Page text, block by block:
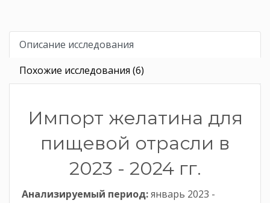
Описание исследования
Похожие исследования (6)
Импорт желатина для
пищевой отрасли в
2023 - 2024 гг.
Анализируемый период:январь 2023 -